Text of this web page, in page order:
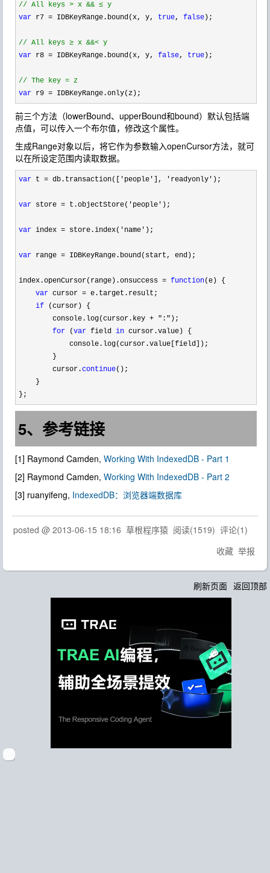
// All keys > x && ≤ y
var r7 = IDBKeyRange.bound(x, y, true, false );
// All keys ≥ x &&< y
var r8 = IDBKeyRange.bound(x, y, false, true );
// The key = z
var r9 = IDBKeyRange.only(z);
前三个方法（lowerBound、upperBound和bound）默认包括端
点值，可以传入一个布尔值，修改这个属性。
生成Range对象以后，将它作为参数输入openCursor方法，就可
以在所设定范围内读取数据。
var t = db.transaction(['people'], 'readyonly' );
var store = t.objectStore('people' );
var index = store.index('name' );
var range = IDBKeyRange.bound(start, end);
index.openCursor(range).onsuccess = function(e) {
var cursor = e.target.result;
if (cursor) {
        console.log(cursor.key
+ ":" );
for (var field in cursor.value) {
            console.log(cursor.value[field]);
        }
        cursor.
continue();
    }
};
5、参考链接
[1] Raymond Camden, Working With IndexedDB - Part 1
[2] Raymond Camden, Working With IndexedDB - Part 2
[3] ruanyifeng, IndexedDB：浏览器端数据库
posted @ 2013-06-15 18:16 草根程序猿 阅读(1519) 评论(1)
收藏 举报
刷新页面 返回顶部